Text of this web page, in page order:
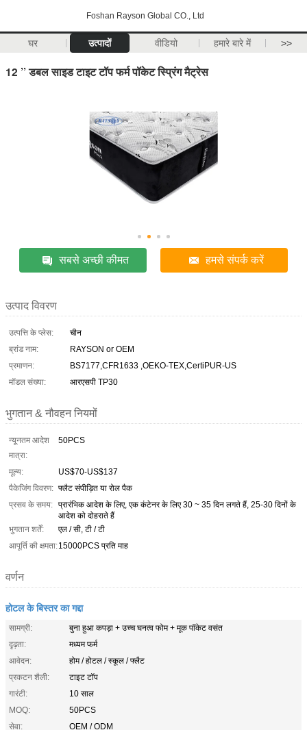
Foshan Rayson Global CO., Ltd
घर उत्पादों वीडियो हमारे बारे में >>
12 ’’ डबल साइड टाइट टॉप फर्म पॉकेट स्प्रिंग मैट्रेस
सबसे अच्छी कीमत हमसे संपर्क करें
उत्पाद विवरण
उत्पत्ति के प्लेस:
चीन
ब्रांड नाम:
RAYSON or OEM
प्रमाणन:
BS7177,CFR1633 ,OEKO-TEX,CertiPUR-US
मॉडल संख्या:
आरएसपी TP30
भुगतान & नौवहन नियमों
न्यूनतम आदेश
मात्रा:
50PCS
मूल्य:
US$70-US$137
पैकेजिंग विवरण: फ्लैट संपीड़ित या रोल पैक
प्रसव के समय: प्रारंभिक आदेश के लिए, एक कंटेनर के लिए 30 ~ 35 दिन लगते हैं, 25-30 दिनों के
आदेश को दोहराते हैं
भुगतान शर्तें:
एल / सी, टी / टी
आपूर्ति की क्षमता:15000PCS प्रति माह
वर्णन
होटल के बिस्तर का गद्दा
सामग्री:
बुना हुआ कपड़ा + उच्च घनत्व फोम + मूक पॉकेट वसंत
दृढ़ता:
मध्यम फर्म
आवेदन:
होम / होटल / स्कूल / फ्लैट
प्रकटन शैली:
टाइट टॉप
गारंटी:
10 साल
MOQ:
50PCS
सेवा:
OEM / ODM